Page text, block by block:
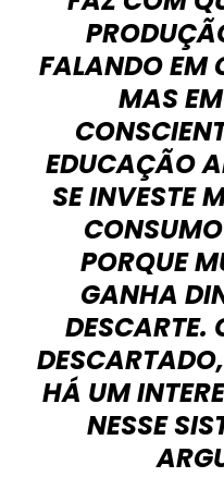
FALANDO EM
MAS
EDUCAÇÃO
SE INVESTE
PORQUE
GANHA
DESCARTE.
HÁ UM
NESSE